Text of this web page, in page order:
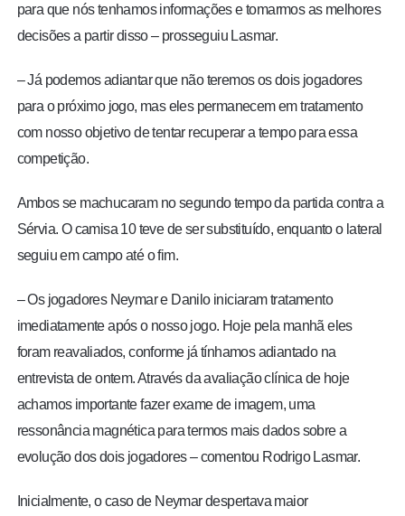
para que nós tenhamos informações e tomarmos as melhores
decisões a partir disso – prosseguiu Lasmar.
– Já podemos adiantar que não teremos os dois jogadores
para o próximo jogo, mas eles permanecem em tratamento
com nosso objetivo de tentar recuperar a tempo para essa
competição.
Ambos se machucaram no segundo tempo da partida contra a
Sérvia. O camisa 10 teve de ser substituído, enquanto o lateral
seguiu em campo até o fim.
– Os jogadores Neymar e Danilo iniciaram tratamento
imediatamente após o nosso jogo. Hoje pela manhã eles
foram reavaliados, conforme já tínhamos adiantado na
entrevista de ontem. Através da avaliação clínica de hoje
achamos importante fazer exame de imagem, uma
ressonância magnética para termos mais dados sobre a
evolução dos dois jogadores – comentou Rodrigo Lasmar.
Inicialmente, o caso de Neymar despertava maior